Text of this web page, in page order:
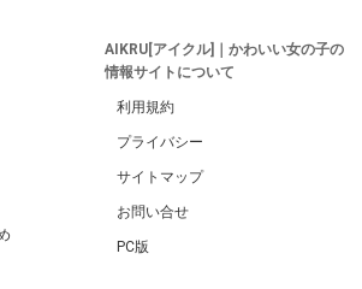
AIKRU[アイクル]｜かわいい女の子の
情報サイトについて
利用規約
プライバシー
サイトマップ
お問い合せ
PC版